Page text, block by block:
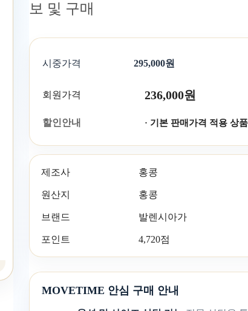
보 및 구매
시중가격 295,000원
회원가격 236,000원
할인안내 · 기본 판매가격 적용 상품
제조사 홍콩
원산지 홍콩
브랜드 발렌시아가
포인트 4,720점
MOVETIME 안심 구매 안내